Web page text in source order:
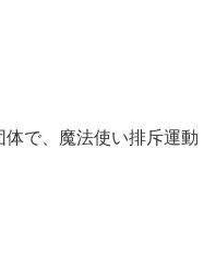
で、魔法使い排斥運動